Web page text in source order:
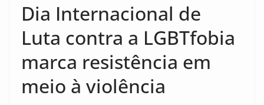
Dia Internacional de
Luta contra a LGBTfobia
marca resistência em
meio à violência